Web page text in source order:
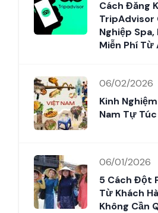
Cách Đăng
TripAdvisor
Nghiệp Spa,
Miễn Phí Từ
06/02/2026
Kinh
Nam Tự
06/01/2026
5 Cách Đột
Từ Khách
Không Cần